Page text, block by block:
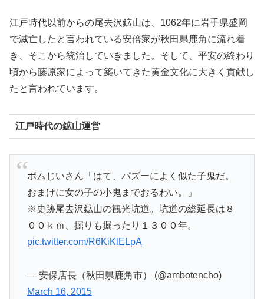
江戸時代以前からの尾去沢鉱山は、1062年に岩手県盛岡
で滅亡したと言われている安倍家が秋田県鹿角に流れ着
き、そこから統治していきました。そして、平安の終わり
頃から藤原家によって築いてきた黄金文化に大きく貢献し
たと言われています。
江戸時代の鉱山運営
ポムじいさん「はて、パズーによく似た子鬼だ。
おまけに女の子の小鬼までおるわい。」
※史跡尾去沢鉱山の観光坑道。坑道の総延長は８
００ｋｍ、掘りも掘ったり１３００年。
pic.twitter.com/R6KiKlELpA
— 安保店長（秋田県鹿角市） (@ambotencho)
March 16, 2015